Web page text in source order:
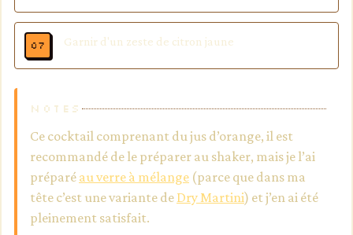
Garnir d'un zeste de citron jaune
NOTES
Ce cocktail comprenant du jus d’orange, il est
recommandé de le préparer au shaker, mais je l’ai
préparé au verre à mélange (parce que dans ma
tête c’est une variante de Dry Martini) et j’en ai été
pleinement satisfait.